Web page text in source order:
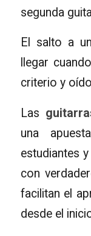
segunda
El salto a
llegar
criterio y
Las
una
estudiantes
con
facilitan el
desde el